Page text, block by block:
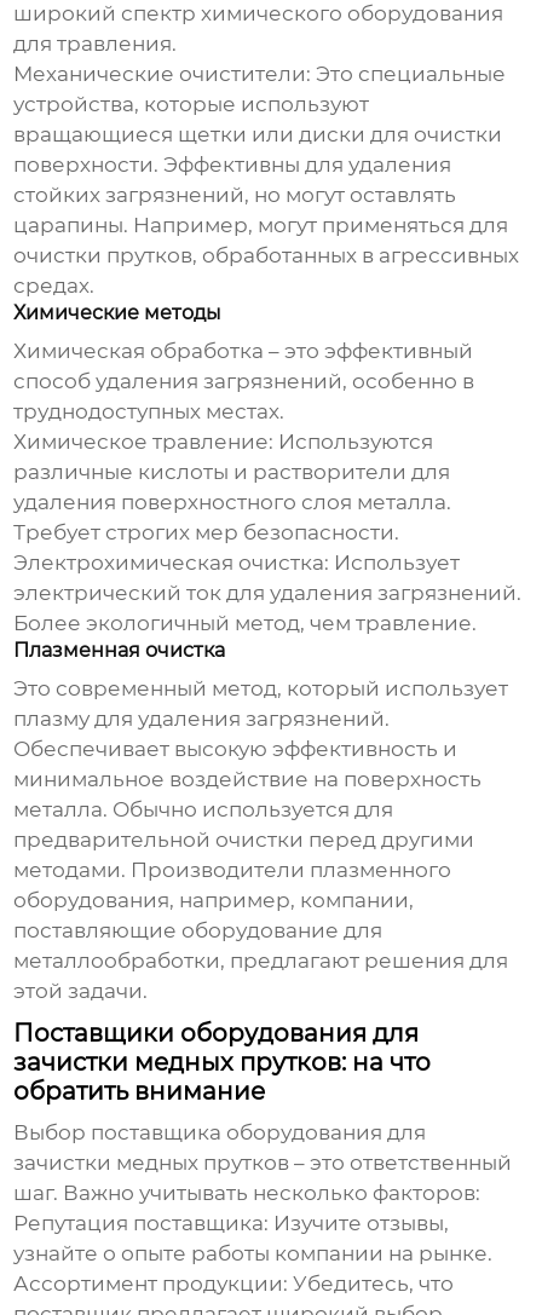
широкий спектр химического оборудования
для травления.
Механические очистители: Это специальные
устройства, которые используют
вращающиеся щетки или диски для очистки
поверхности. Эффективны для удаления
стойких загрязнений, но могут оставлять
царапины. Например, могут применяться для
очистки прутков, обработанных в агрессивных
средах.
Химические методы
Химическая обработка – это эффективный
способ удаления загрязнений, особенно в
труднодоступных местах.
Химическое травление: Используются
различные кислоты и растворители для
удаления поверхностного слоя металла.
Требует строгих мер безопасности.
Электрохимическая очистка: Использует
электрический ток для удаления загрязнений.
Более экологичный метод, чем травление.
Плазменная очистка
Это современный метод, который использует
плазму для удаления загрязнений.
Обеспечивает высокую эффективность и
минимальное воздействие на поверхность
металла. Обычно используется для
предварительной очистки перед другими
методами. Производители плазменного
оборудования, например, компании,
поставляющие оборудование для
металлообработки, предлагают решения для
этой задачи.
Поставщики оборудования для
зачистки медных прутков: на что
обратить внимание
Выбор поставщика оборудования для
зачистки медных прутков – это ответственный
шаг. Важно учитывать несколько факторов:
Репутация поставщика: Изучите отзывы,
узнайте о опыте работы компании на рынке.
Ассортимент продукции: Убедитесь, что